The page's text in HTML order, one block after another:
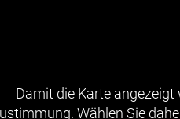
Damit die Karte
Wählen Sie